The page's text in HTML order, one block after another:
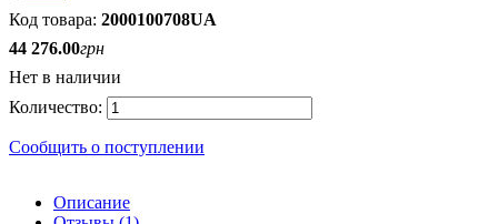
2000100708UA
44 276.00грн
Нет в наличии
Сообщить о поступлении
Описание